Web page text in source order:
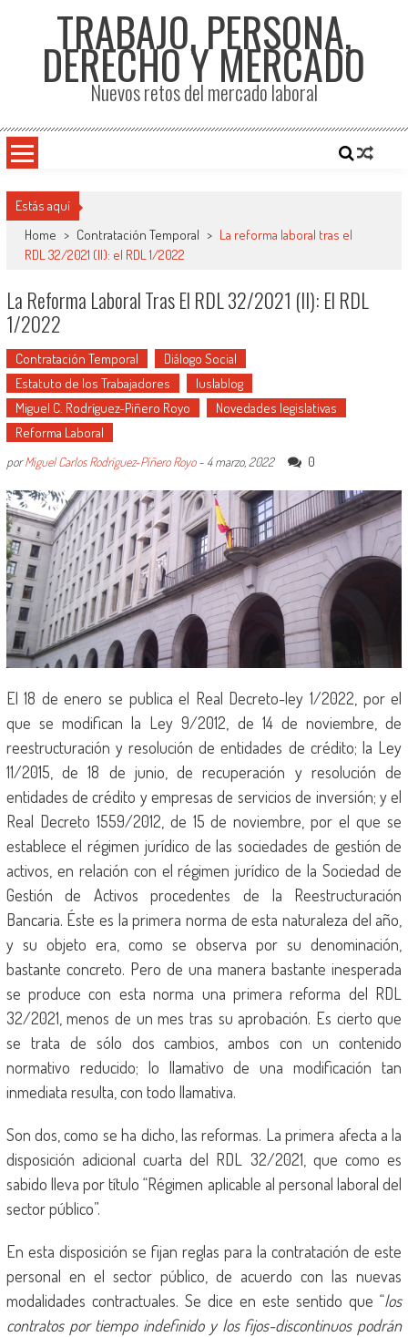
TRABAJO, PERSONA,
DERECHO Y MERCADO
Nuevos retos del mercado laboral
Estás aquí
Home > Contratación Temporal > La reforma laboral tras el
RDL 32/2021 (II): el RDL 1/2022
La Reforma Laboral Tras El RDL 32/2021 (II): El RDL
1/2022
Contratación Temporal
Diálogo Social
Estatuto de los Trabajadores
Iuslablog
Miguel C. Rodríguez-Piñero Royo
Novedades legislativas
Reforma Laboral
porMiguel Carlos Rodríguez-Piñero Royo- 4 marzo, 2022 0
El 18 de enero se publica el Real Decreto-ley 1/2022, por el
que se modifican la Ley 9/2012, de 14 de noviembre, de
reestructuración y resolución de entidades de crédito; la Ley
11/2015, de 18 de junio, de recuperación y resolución de
entidades de crédito y empresas de servicios de inversión; y el
Real Decreto 1559/2012, de 15 de noviembre, por el que se
establece el régimen jurídico de las sociedades de gestión de
activos, en relación con el régimen jurídico de la Sociedad de
Gestión de Activos procedentes de la Reestructuración
Bancaria. Éste es la primera norma de esta naturaleza del año,
y su objeto era, como se observa por su denominación,
bastante concreto. Pero de una manera bastante inesperada
se produce con esta norma una primera reforma del RDL
32/2021, menos de un mes tras su aprobación. Es cierto que
se trata de sólo dos cambios, ambos con un contenido
normativo reducido; lo llamativo de una modificación tan
inmediata resulta, con todo llamativa.
Son dos, como se ha dicho, las reformas. La primera afecta a la
disposición adicional cuarta del RDL 32/2021, que como es
sabido lleva por título “Régimen aplicable al personal laboral del
sector público”.
En esta disposición se fijan reglas para la contratación de este
personal en el sector público, de acuerdo con las nuevas
modalidades contractuales. Se dice en este sentido que “los
contratos por tiempo indefinido y los fijos-discontinuos podrán